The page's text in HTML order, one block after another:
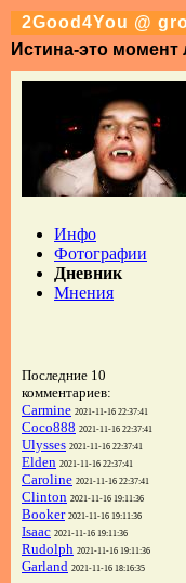
2Good4You @
Истина-это момент
Инфо
Фотографии
Дневник
Мнения
Последние 10
комментариев:
Carmine 2021-11-16 22:37:41
Coco888 2021-11-16 22:37:41
Ulysses 2021-11-16 22:37:41
Elden 2021-11-16 22:37:41
Caroline 2021-11-16 22:37:41
Clinton 2021-11-16 19:11:36
Booker 2021-11-16 19:11:36
Isaac 2021-11-16 19:11:36
Rudolph 2021-11-16 19:11:36
Garland 2021-11-16 18:16:35